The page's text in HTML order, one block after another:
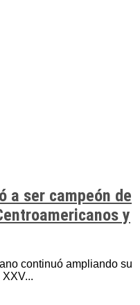
a ser campeón de
y
continuó ampliando su